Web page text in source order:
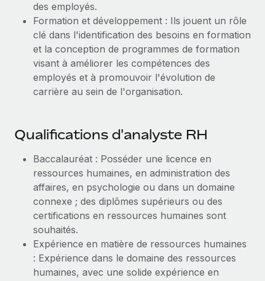
des employés.
Formation et développement : Ils jouent un rôle
clé dans l'identification des besoins en formation
et la conception de programmes de formation
visant à améliorer les compétences des
employés et à promouvoir l'évolution de
carrière au sein de l'organisation.
Qualifications d'analyste RH
Baccalauréat : Posséder une licence en
ressources humaines, en administration des
affaires, en psychologie ou dans un domaine
connexe ; des diplômes supérieurs ou des
certifications en ressources humaines sont
souhaités.
Expérience en matière de ressources humaines
: Expérience dans le domaine des ressources
humaines, avec une solide expérience en